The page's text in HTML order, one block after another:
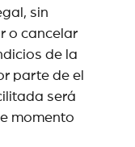
sin
o cancelar
de la
parte de el
será
momento